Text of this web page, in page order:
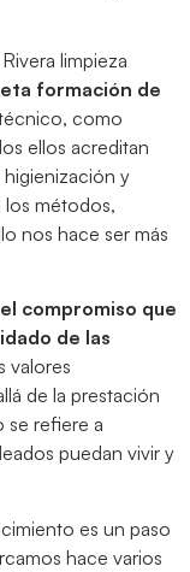
limpieza
formación de
como
ellos acreditan
y
los métodos,
nos hace ser más
compromiso que
de las
valores
de la prestación
se refiere a
puedan vivir y
es un paso
hace varios